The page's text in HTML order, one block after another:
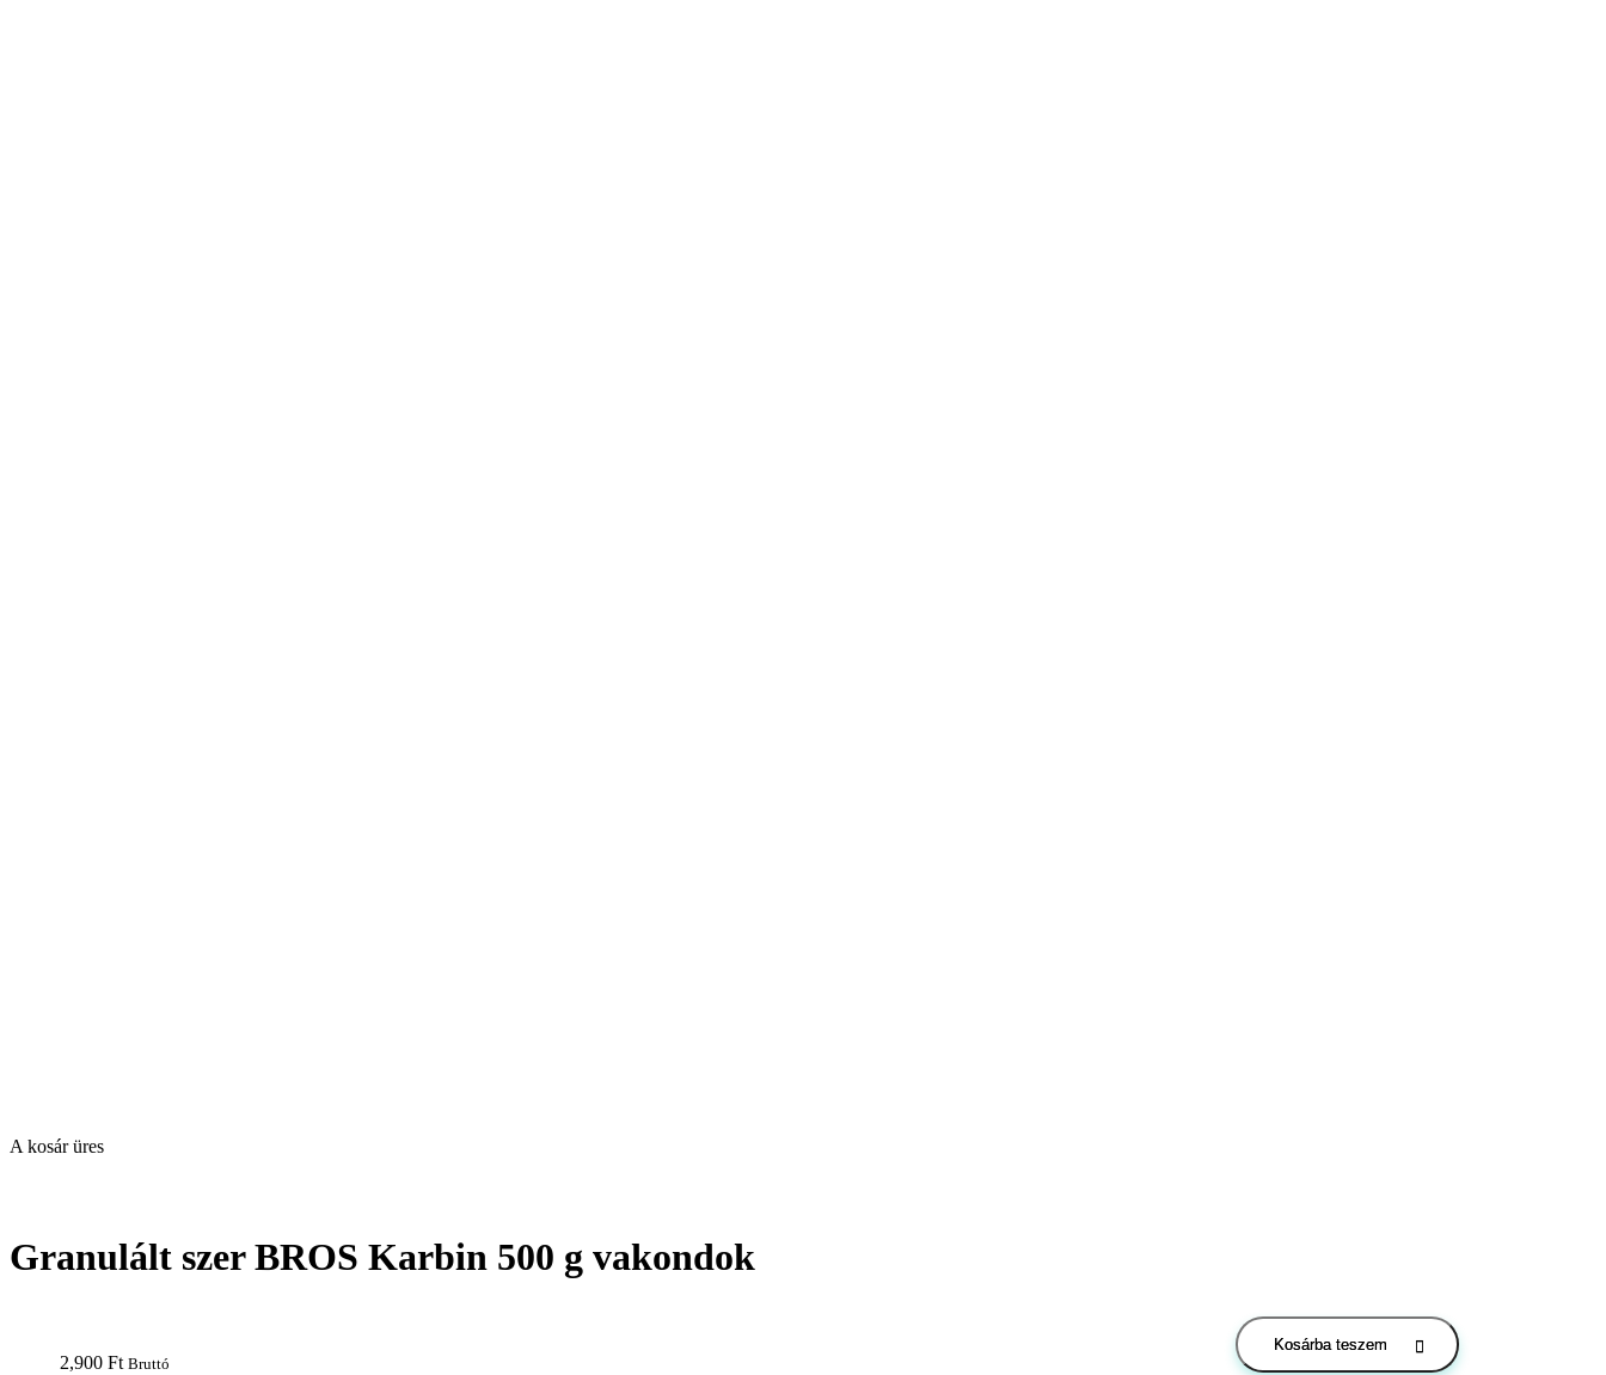
A kosár üres
Granulált szer BROS Karbin 500 g vakondok
2,900 Ft Bruttó
Kosárba teszem